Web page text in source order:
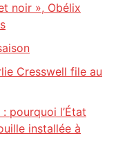
noir », Obélix
Cresswell file au
pourquoi l’État
installée à